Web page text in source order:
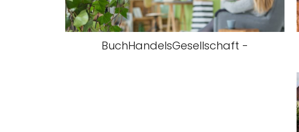
BuchHandelsGesellschaft -